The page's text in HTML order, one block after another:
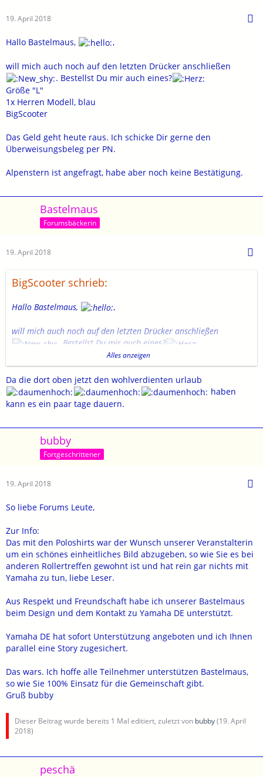
19. April 2018
Hallo Bastelmaus, ,
will mich auch noch auf den letzten Drücker anschließen
. Bestellst Du mir auch eines?
Größe "L"
1x Herren Modell, blau
BigScooter
Das Geld geht heute raus. Ich schicke Dir gerne den
Überweisungsbeleg per PN.
Alpenstern ist angefragt, habe aber noch keine Bestätigung.
Bastelmaus
Forumsbäckerin
19. April 2018
BigScooter schrieb:
Hallo Bastelmaus, ,
will mich auch noch auf den letzten Drücker anschließen
. Bestellst Du mir auch eines?
1x Herren Modell, blau
BigScooter
Das Geld geht heute raus. Ich schicke Dir gerne den
Alpenstern ist angefragt, habe aber noch keine Bestätigung.
Alles anzeigen
Da die dort oben jetzt den wohlverdienten urlaub
haben
kann es ein paar tage dauern.
bubby
Fortgeschrittener
19. April 2018
So liebe Forums Leute,
Zur Info:
Das mit den Poloshirts war der Wunsch unserer Veranstalterin
um ein schönes einheitliches Bild abzugeben, so wie Sie es bei
anderen Rollertreffen gewohnt ist und hat rein gar nichts mit
Yamaha zu tun, liebe Leser.
Aus Respekt und Freundschaft habe ich unserer Bastelmaus
beim Design und dem Kontakt zu Yamaha DE unterstützt.
Yamaha DE hat sofort Unterstützung angeboten und ich Ihnen
parallel eine Story zugesichert.
Das wars. Ich hoffe alle Teilnehmer unterstützen Bastelmaus,
so wie Sie 100% Einsatz für die Gemeinschaft gibt.
Gruß bubby
Dieser Beitrag wurde bereits 1 Mal editiert, zuletzt von bubby(19. April
2018)
peschä